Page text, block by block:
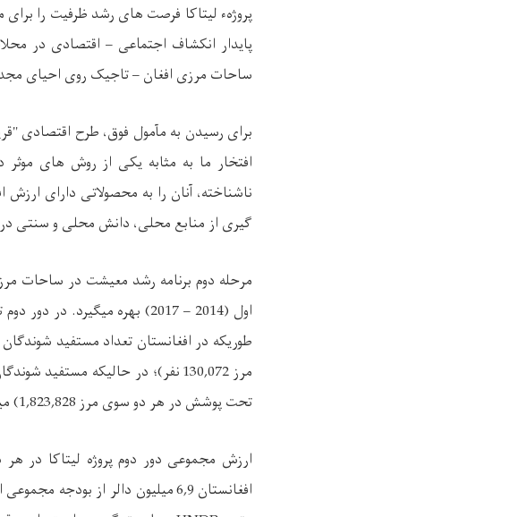
پروژهء لیتاکا فرصت های رشد ظرفیت را
پایدار انکشاف اجتماعی – اقتصادی در
ساحات مرزی افغان – تاجیک روی احیای
برای رسیدن به مآمول فوق، طرح اقتصادی
افتخار ما به مثابه یکی از روش های
ناشناخته، آنان را به محصولاتی دارای
گیری از منابع محلی، دانش محلی و سنتی در
اول (2014 – 2017) بهره
طوریکه در افغانستان تعداد مستفید
مرز130,072نفر)؛ در حالیکه مستفید
تحت پوشش در هر دو سوی مرز1,823,828
)
ارزش مجموعی دور دوم پروژه لیتاکا در
افغانستان 6,9میلیون دالر از بودجه